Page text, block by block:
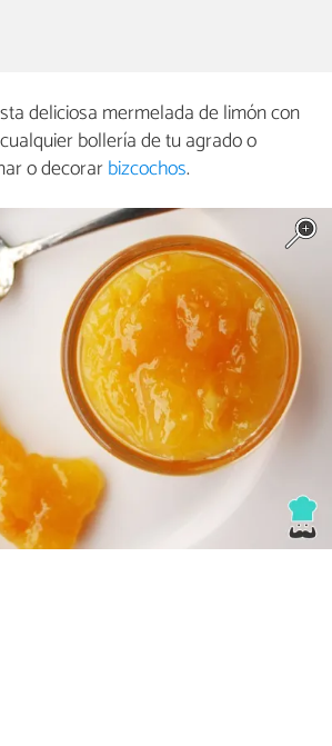
deliciosa mermelada de limón con
bollería de tu agrado o
o decorarbizcochos.